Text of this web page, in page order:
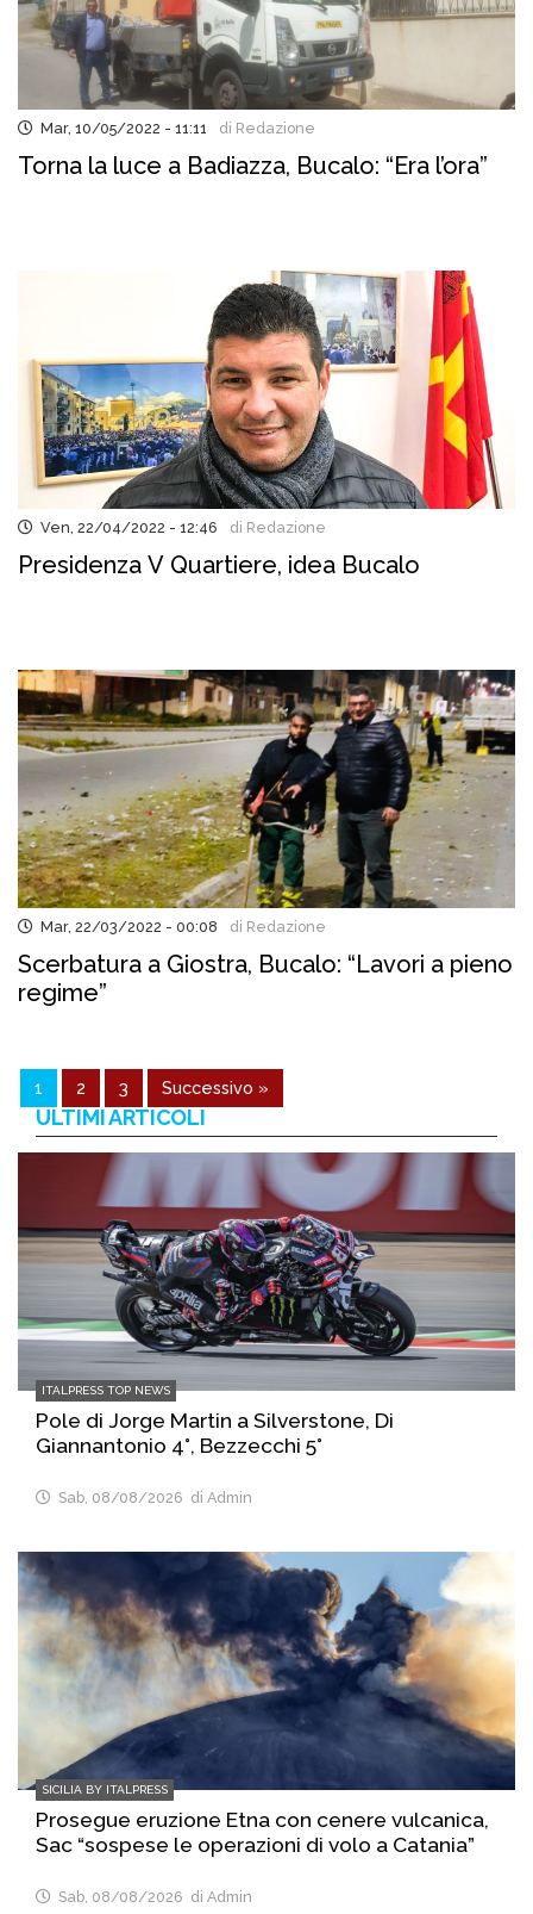
Mar, 10/05/2022 - 11:11 di Redazione
Torna la luce a Badiazza, Bucalo: “Era l’ora”
Ven, 22/04/2022 - 12:46 di Redazione
Presidenza V Quartiere, idea Bucalo
Mar, 22/03/2022 - 00:08 di Redazione
Scerbatura a Giostra, Bucalo: “Lavori a pieno
regime”
1 2 3 Successivo »
ULTIMI ARTICOLI
ITALPRESS TOP NEWS
Pole di Jorge Martin a Silverstone, Di
Giannantonio 4°, Bezzecchi 5°
Sab, 08/08/2026 di Admin
SICILIA BY ITALPRESS
Prosegue eruzione Etna con cenere vulcanica,
Sac “sospese le operazioni di volo a Catania”
Sab, 08/08/2026 di Admin